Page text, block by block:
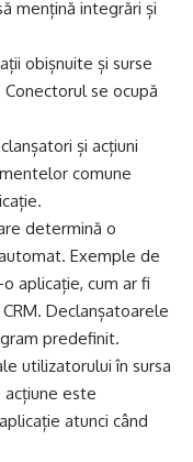
mențină integrări și
obișnuite și surse
se ocupă
și acțiuni
comune
determină o
Exemple de
aplicație, cum ar fi
Declanșatoarele
predefinit.
utilizatorului în sursa
este
atunci când